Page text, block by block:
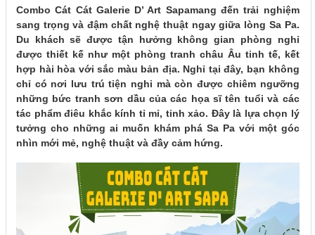
Combo Cát Cát Galerie D’ Art Sapamang đến trải nghiệm
sang trọng và đậm chất nghệ thuật ngay giữa lòng Sa Pa.
Du khách sẽ được tận hưởng không gian phòng nghỉ
được thiết kế như một phòng tranh châu Âu tinh tế, kết
hợp hài hòa với sắc màu bản địa. Nghỉ tại đây, bạn không
chỉ có nơi lưu trú tiện nghi mà còn được chiêm ngưỡng
những bức tranh sơn dầu của các họa sĩ tên tuổi và các
tác phẩm điêu khắc kính tỉ mỉ, tinh xảo. Đây là lựa chọn lý
tưởng cho những ai muốn khám phá Sa Pa với một góc
nhìn mới mẻ, nghệ thuật và đầy cảm hứng.